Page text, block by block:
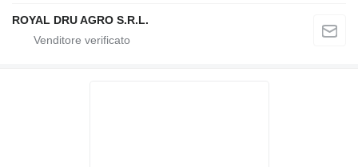
ROYAL DRU AGRO S.R.L.